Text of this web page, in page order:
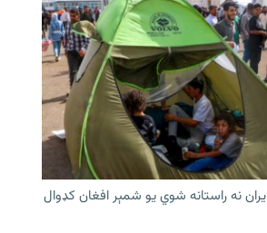
نه راستانه شوي یو شمېر افغان کډوال